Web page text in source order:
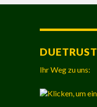
DUETRUST
Ihr Weg zu uns: